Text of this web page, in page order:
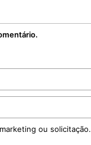
ou solicitação.